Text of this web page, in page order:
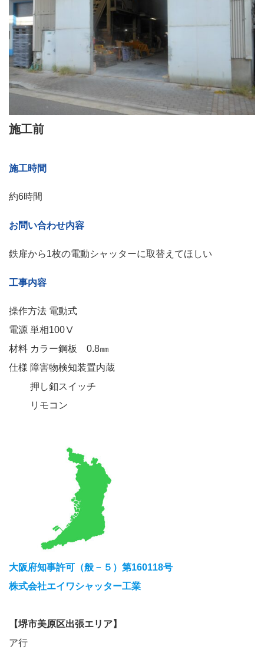
施工前
施工時間
約6時間
お問い合わせ内容
鉄扉から1枚の電動シャッターに取替えてほしい
工事内容
操作方法 電動式
電源 単相100Ⅴ
材料 カラー鋼板 0.8㎜
仕様 障害物検知装置内蔵
押し釦スイッチ
リモコン
大阪府知事許可（般－５）第160118号
株式会社エイワシャッター工業
【堺市美原区出張エリア】
ア行